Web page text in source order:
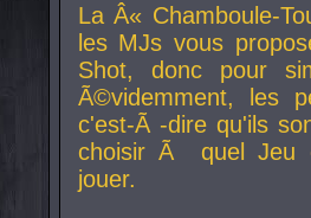
La Â« Chamboule-
les MJs vous
Shot, donc pour
Ã©videmment, les
c'est-Ã -dire qu'ils
choisir Ã quel Jeu
jouer.